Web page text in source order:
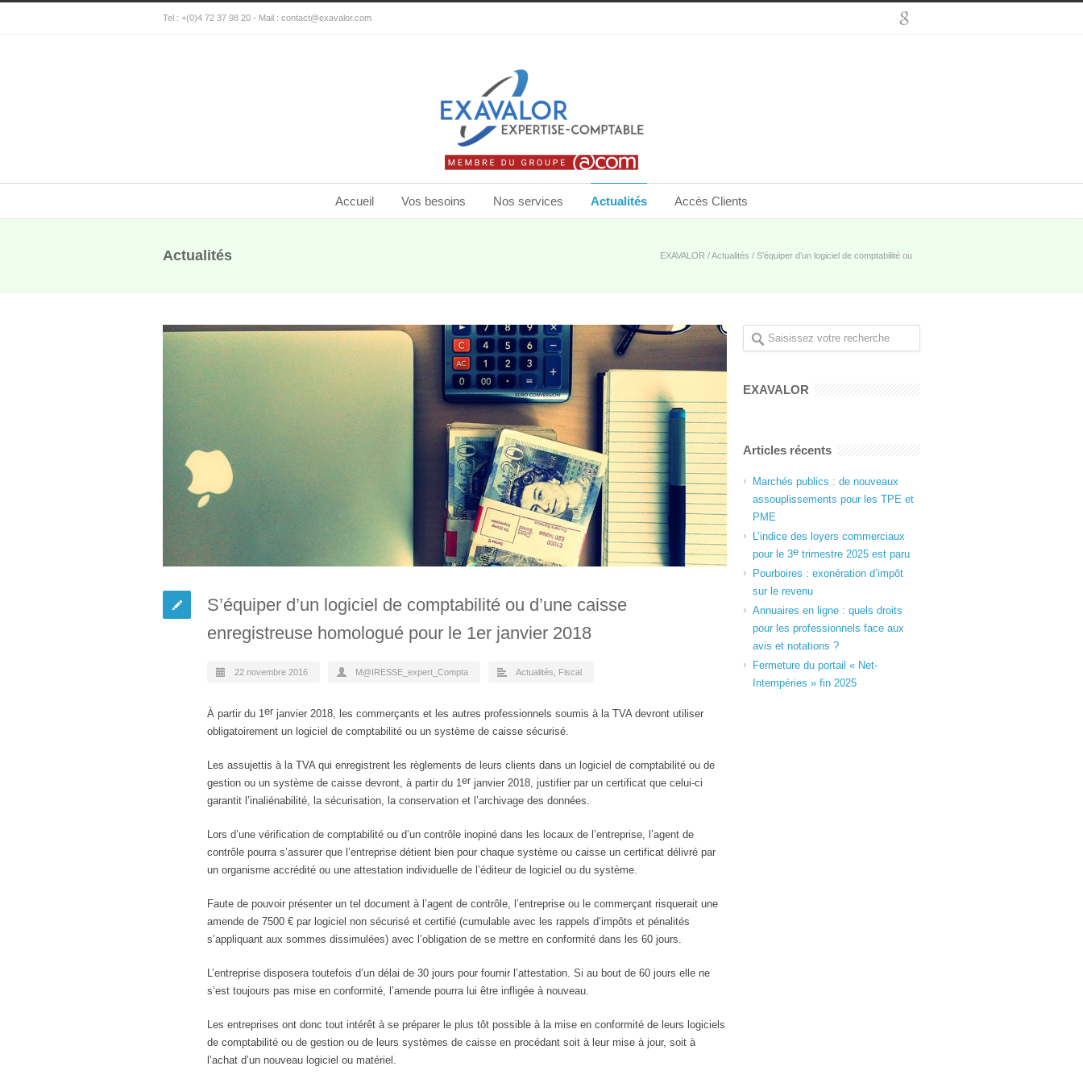
Tel : +(0)4 72 37 98 20 - Mail : contact@exavalor.com
Accueil Vos besoins Nos services Actualités Accès Clients
Actualités EXAVALOR /Actualités / S’équiper d’un logiciel de comptabilité ou
d’une caisse enregistreuse homologué pour le 1er janvier 2018
S’équiper d’un logiciel de comptabilité ou d’une caisse
enregistreuse homologué pour le 1er janvier 2018
22 novembre 2016 M@IRESSE_expert_Compta Actualités Fiscal
À partir du 1er janvier 2018, les commerçants et les autres professionnels soumis à la TVA devront utiliser
obligatoirement un logiciel de comptabilité ou un système de caisse sécurisé.
Les assujettis à la TVA qui enregistrent les règlements de leurs clients dans un logiciel de comptabilité ou de
gestion ou un système de caisse devront, à partir du 1er janvier 2018, justifier par un certificat que celui-ci
garantit l’inaliénabilité, la sécurisation, la conservation et l’archivage des données.
Lors d’une vérification de comptabilité ou d’un contrôle inopiné dans les locaux de l’entreprise, l’agent de
contrôle pourra s’assurer que l’entreprise détient bien pour chaque système ou caisse un certificat délivré par
un organisme accrédité ou une attestation individuelle de l’éditeur de logiciel ou du système.
Faute de pouvoir présenter un tel document à l’agent de contrôle, l’entreprise ou le commerçant risquerait une
amende de 7500 € par logiciel non sécurisé et certifié (cumulable avec les rappels d’impôts et pénalités
s’appliquant aux sommes dissimulées) avec l’obligation de se mettre en conformité dans les 60 jours.
L’entreprise disposera toutefois d’un délai de 30 jours pour fournir l’attestation. Si au bout de 60 jours elle ne
s’est toujours pas mise en conformité, l’amende pourra lui être infligée à nouveau.
Les entreprises ont donc tout intérêt à se préparer le plus tôt possible à la mise en conformité de leurs logiciels
de comptabilité ou de gestion ou de leurs systèmes de caisse en procédant soit à leur mise à jour, soit à
l’achat d’un nouveau logiciel ou matériel.
EXAVALOR
Articles récents
Marchés publics : de nouveaux
assouplissements pour les TPE et
PME
L’indice des loyers commerciaux
pour le 3e trimestre 2025 est paru
Pourboires : exonération d’impôt
sur le revenu
Annuaires en ligne : quels droits
pour les professionnels face aux
avis et notations ?
Fermeture du portail « Net-
Intempéries » fin 2025